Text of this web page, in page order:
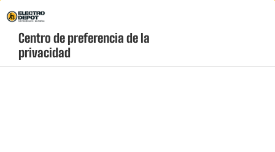
Menú
geolocation-header-icon-text
account
Centro de preferencia de la
privacidad